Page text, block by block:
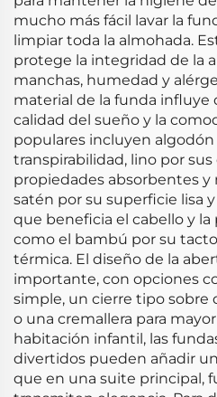
mucho más fácil lavar la
limpiar toda la almohada.
protege la integridad de la
manchas, humedad y
material de la funda influye
calidad del sueño y la
populares incluyen
transpirabilidad, lino por
propiedades absorbentes y
satén por su superficie lisa
que beneficia el cabello y
como el bambú por su
térmica. El diseño de la
importante, con opciones
simple, un cierre tipo sobre
o una cremallera para
habitación infantil, las
divertidos pueden añadir
que en una suite principal,